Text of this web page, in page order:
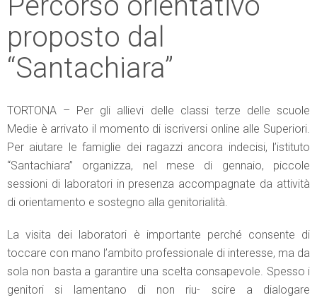
proposto dal
“Santachiara”
TORTONA – Per gli allievi delle classi terze delle scuole
Medie è arrivato il momento di iscriversi online alle Superiori.
Per aiutare le famiglie dei ragazzi ancora indecisi, l’istituto
“Santachiara” organizza, nel mese di gennaio, piccole
sessioni di laboratori in presenza accompagnate da attività
di orientamento e sostegno alla genitorialità.
La visita dei laboratori è importante perché consente di
toccare con mano l’ambito professionale di interesse, ma da
sola non basta a garantire una scelta consapevole. Spesso i
genitori si lamentano di non riu- scire a dialogare